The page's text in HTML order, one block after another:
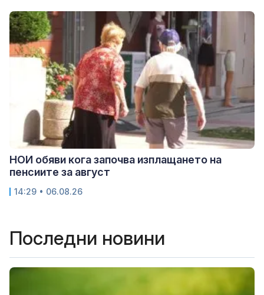
НОИ обяви кога започва изплащането на
пенсиите за август
14:29 • 06.08.26
Последни новини